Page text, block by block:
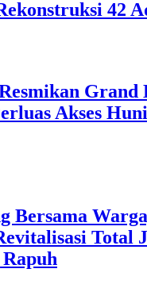
42
Grand
Akses
Bersama
Total